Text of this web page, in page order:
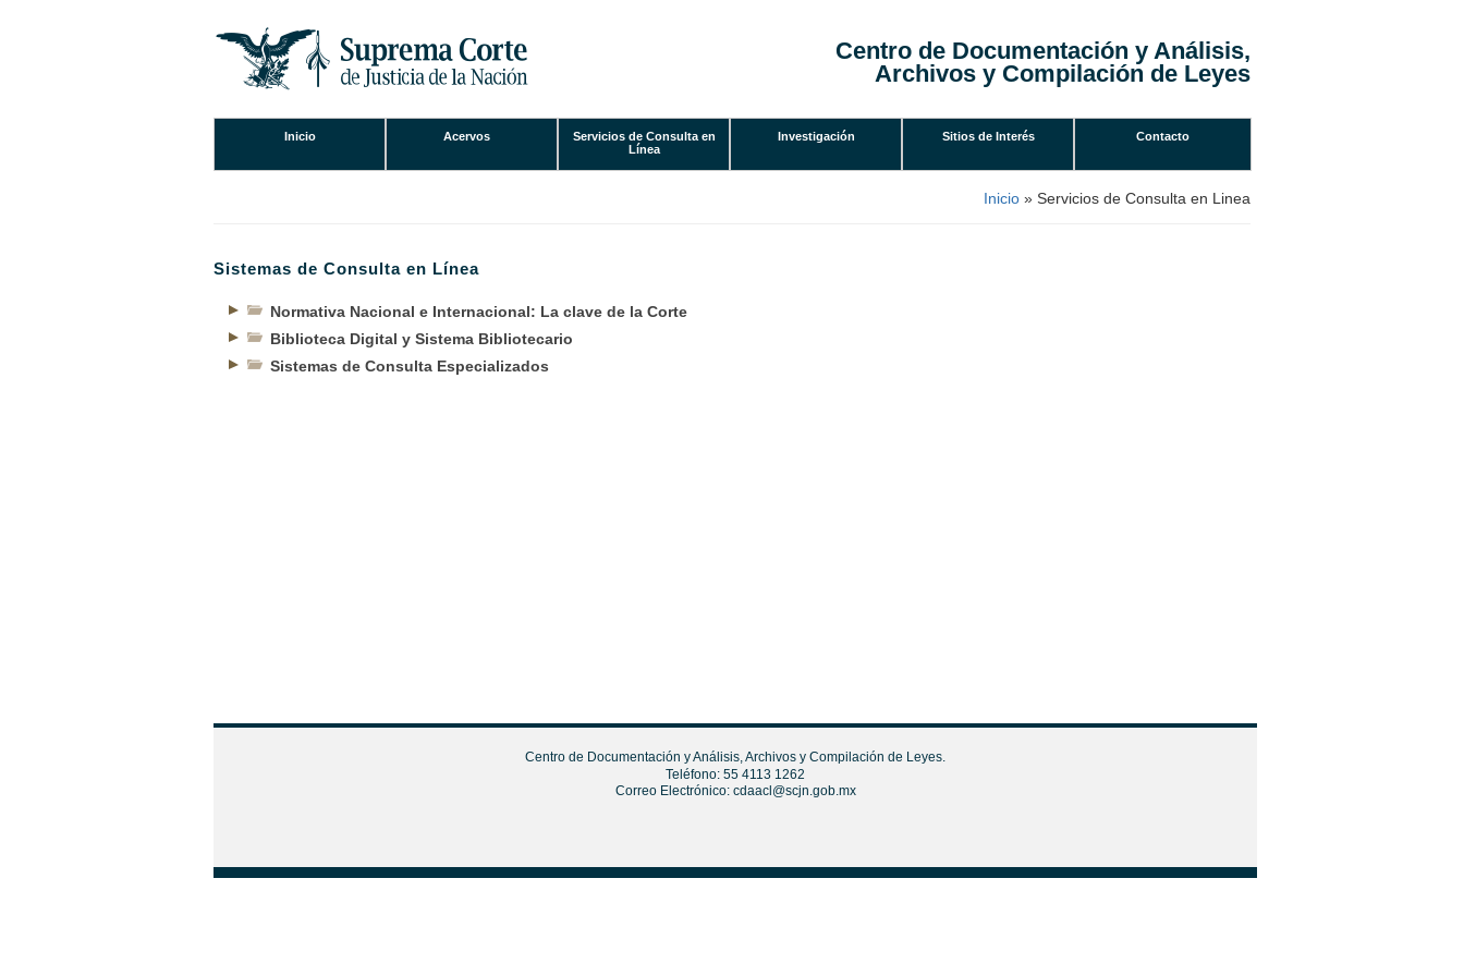
Centro de Documentación y Análisis,
Archivos y Compilación de Leyes
Inicio Acervos
Servicios de Consulta en
Línea
Investigación Sitios de Interés Contacto
Se encuentra usted aquí
Inicio » Servicios de Consulta en Linea
Sistemas de Consulta en Línea
Normativa Nacional e Internacional: La clave de la Corte
Biblioteca Digital y Sistema Bibliotecario
Sistemas de Consulta Especializados
Centro de Documentación y Análisis, Archivos y Compilación de Leyes.
Teléfono: 55 4113 1262
Correo Electrónico: cdaacl@scjn.gob.mx